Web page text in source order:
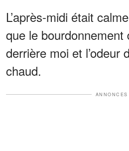
L’après-midi était
que le bourdonnement
derrière moi et l’odeur
chaud.
ANNONCES